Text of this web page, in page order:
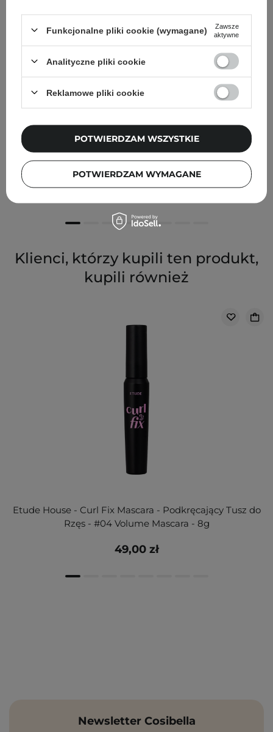
GOSH - Velvet Touch Lip Liner - Wodoodporna
Klienci, którzy kupili ten produkt,
kupili również
Etude House - Curl Fix Mascara - Podkręcający Tusz do
Rzęs - #04 Volume Mascara - 8g
49,00 zł
Newsletter Cosibella
Funkcjonalne pliki cookie (wymagane)
Zawsze
aktywne
Analityczne pliki cookie
Reklamowe pliki cookie
POTWIERDZAM WYMAGANE
POTWIERDZAM WSZYSTKIE